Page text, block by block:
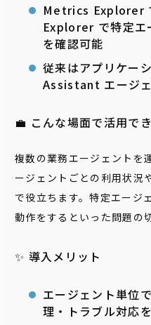
Metrics Explorer
Explorer で特定エ
を確認可能
従来はアプリケー
Assistant エージ
💼 こんな場面で活用で
複数の業務エージェントを
ージェントごとの利用状況
で役立ちます。特定エージ
動作をするといった問題の
✨ 導入メリット
エージェント単位
理・トラブル対応